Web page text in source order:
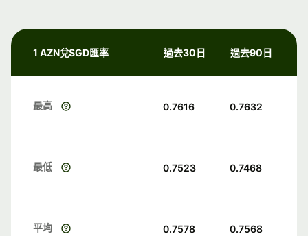
1 AZN兌SGD匯率 過去30日 過去90日
最高 0.7616 0.7632
最低 0.7523 0.7468
平均 0.7578 0.7568